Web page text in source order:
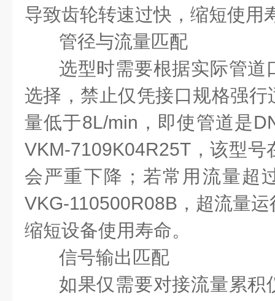
导致齿轮转速过快，缩短使用
管径与流量匹配
选型时需要根据实际管道
选择，禁止仅凭接口规格强
量低于8L/min ，即使管道是
VKM-7109K04R25T ，该型
会严重下降；若常用流量超
VKG-110500R08B ，超流量
缩短设备使用寿命。
信号输出匹配
如果仅需要对接流量累积